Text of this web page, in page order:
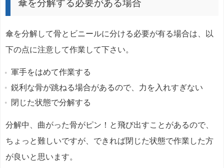
傘を分解する必要がある場合
傘を分解して骨とビニールに分ける必要が有る場合は、以
下の点に注意して作業して下さい。
軍手をはめて作業する
鋭利な骨が跳ねる場合があるので、力を入れすぎない
閉じた状態で分解する
分解中、曲がった骨がピン！と飛び出すことがあるので、
ちょっと難しいですが、できれば閉じた状態で作業した方
が良いと思います。